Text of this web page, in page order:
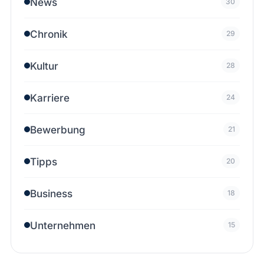
Chronik 29
Kultur 28
Karriere 24
Bewerbung 21
Tipps 20
Business 18
Unternehmen 15